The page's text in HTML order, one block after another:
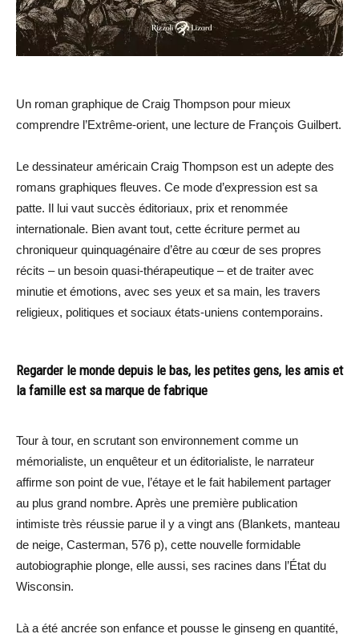
Un roman graphique de Craig Thompson pour mieux
comprendre l’Extrême-orient, une lecture de François Guilbert.
Le dessinateur américain Craig Thompson est un adepte des
romans graphiques fleuves. Ce mode d’expression est sa
patte. Il lui vaut succès éditoriaux, prix et renommée
internationale. Bien avant tout, cette écriture permet au
chroniqueur quinquagénaire d’être au cœur de ses propres
récits – un besoin quasi-thérapeutique – et de traiter avec
minutie et émotions, avec ses yeux et sa main, les travers
religieux, politiques et sociaux états-uniens contemporains.
Regarder le monde depuis le bas, les petites gens, les amis et
la famille est sa marque de fabrique
Tour à tour, en scrutant son environnement comme un
mémorialiste, un enquêteur et un éditorialiste, le narrateur
affirme son point de vue, l’étaye et le fait habilement partager
au plus grand nombre. Après une première publication
intimiste très réussie parue il y a vingt ans (Blankets, manteau
de neige, Casterman, 576 p), cette nouvelle formidable
autobiographie plonge, elle aussi, ses racines dans l’État du
Wisconsin.
Là a été ancrée son enfance et pousse le ginseng en quantité,